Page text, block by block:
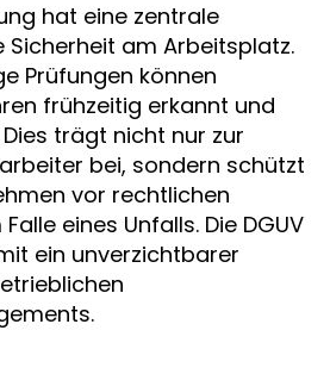
hat eine zentrale
Sicherheit am Arbeitsplatz.
Prüfungen können
frühzeitig erkannt und
trägt nicht nur zur
bei, sondern schützt
vor rechtlichen
eines Unfalls. Die DGUV
ein unverzichtbarer